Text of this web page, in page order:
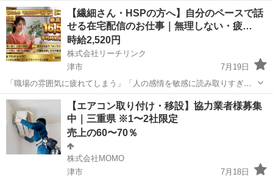
【繊細さん・HSPの方へ】自分のペースで話
せる在宅配信のお仕事｜無理しない・疲…
時給2,520円
株式会社リーチリンク
津市
7月19日
「職場の雰囲気に疲れてしまう」「人の感情を敏感に読み取りすぎ
る」——その繊細さが、配信では最大の武器になります。 HSP（ひと
いちばい敏感な人）や繊細気質のが、在宅ライブ配信で活躍していま
す。 【繊細さんが配信に向いている理...
三重 津市 その他 時給
【エアコン取り付け・移設】協力業者様募集
中｜三重県 ※1〜2社限定
売上の60〜70％
株式会社MOMO
津市
7月18日